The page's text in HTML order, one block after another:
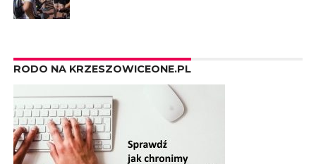
RODO NA KRZESZOWICEONE.PL